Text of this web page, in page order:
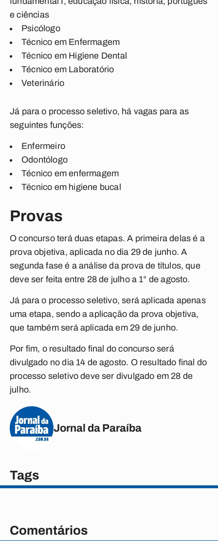
e ciências
Psicólogo
Técnico em Enfermagem
Técnico em Higiene Dental
Técnico em Laboratório
Veterinário
Já para o processo seletivo, há vagas para as
seguintes funções:
Enfermeiro
Odontólogo
Técnico em enfermagem
Técnico em higiene bucal
Provas
O concurso terá duas etapas. A primeira delas é a
prova objetiva, aplicada no dia 29 de junho. A
segunda fase é a análise da prova de títulos, que
deve ser feita entre 28 de julho a 1° de agosto.
Já para o processo seletivo, será aplicada apenas
uma etapa, sendo a aplicação da prova objetiva,
que também será aplicada em 29 de junho.
Por fim, o resultado final do concurso será
divulgado no dia 14 de agosto. O resultado final do
processo seletivo deve ser divulgado em 28 de
julho.
Jornal da Paraíba
Tags
Comentários